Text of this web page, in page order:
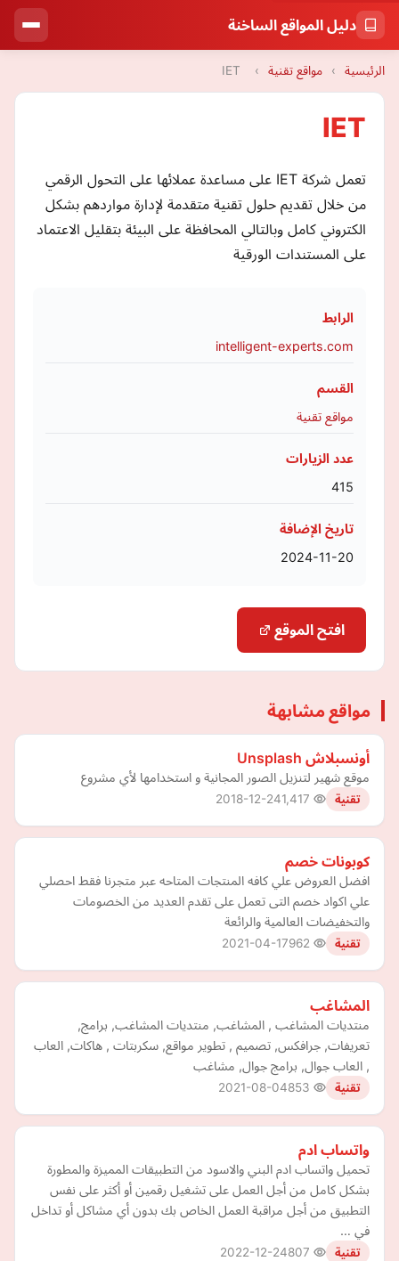
دليل المواقع الساخنة
الرئيسية › مواقع تقنية ›
IET
IET
تعمل شركة IET على مساعدة عملائها على التحول الرقمي
من خلال تقديم حلول تقنية متقدمة لإدارة مواردهم بشكل
الكتروني كامل وبالتالي المحافظة على البيئة بتقليل الاعتماد
على المستندات الورقية
الرابط
intelligent-experts.com
القسم
مواقع تقنية
عدد الزيارات
415
تاريخ الإضافة
2024-11-20
افتح الموقع
مواقع مشابهة
أونسبلاش Unsplash
موقع شهير لتنزيل الصور المجانية و استخدامها لأي مشروع
تقنية 2018-12-24
كوبونات خصم
افضل العروض علي كافه المنتجات المتاحه عبر متجرنا فقط احصلي
علي اكواد خصم التى تعمل على تقدم العديد من الخصومات
والتخفيضات العالمية والرائعة
تقنية 2021-04-17
المشاغب
منتديات المشاغب , المشاغب, منتديات المشاغب, برامج,
تعريفات, جرافكس, تصميم , تطوير مواقع, سكربتات , هاكات, العاب
, العاب جوال, برامج جوال, مشاغب
تقنية 2021-08-04
واتساب ادم
تحميل واتساب ادم البني والاسود من التطبيقات المميزة والمطورة
بشكل كامل من أجل العمل على تشغيل رقمين أو أكثر على نفس
التطبيق من أجل مراقبة العمل الخاص بك بدون أي مشاكل أو تداخل
في …
تقنية 2022-12-24